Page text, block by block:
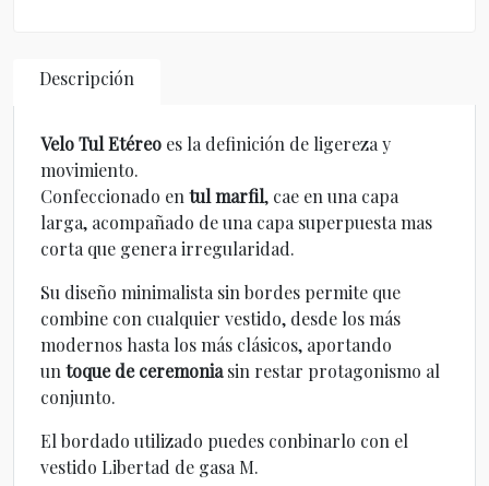
Descripción
Velo Tul Etéreo es la definición de ligereza y
movimiento.
Confeccionado en tul marfil, cae en una capa
larga, acompañado de una capa superpuesta mas
corta que genera irregularidad.
Su diseño minimalista sin bordes permite que
combine con cualquier vestido, desde los más
modernos hasta los más clásicos, aportando
un toque de ceremoniasin restar protagonismo al
conjunto.
El bordado utilizado puedes conbinarlo con el
vestido Libertad de gasa M.